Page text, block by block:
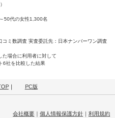
50代の女性1,300名
ミ数調査 実査委託先：日本ナンバーワン調査
場合に利用者に対して
6社を比較した結果
｜ PC版
会社概要 ｜ 個人情報保護方針 ｜ 利用規約